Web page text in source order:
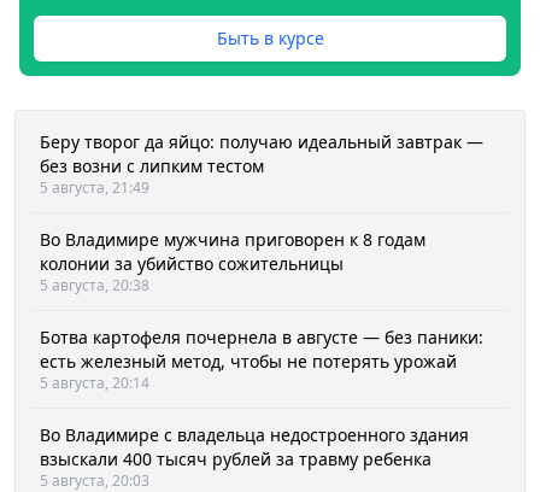
Быть в курсе
Беру творог да яйцо: получаю идеальный завтрак —
без возни с липким тестом
5 августа, 21:49
Во Владимире мужчина приговорен к 8 годам
колонии за убийство сожительницы
5 августа, 20:38
Ботва картофеля почернела в августе — без паники:
есть железный метод, чтобы не потерять урожай
5 августа, 20:14
Во Владимире с владельца недостроенного здания
взыскали 400 тысяч рублей за травму ребенка
5 августа, 20:03